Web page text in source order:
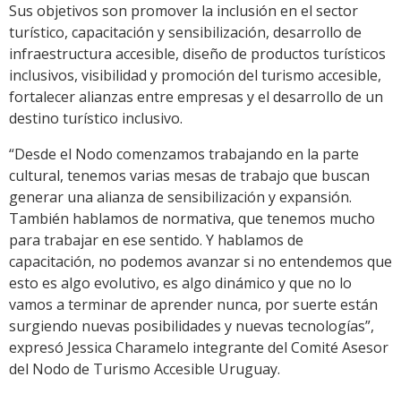
Sus objetivos son promover la inclusión en el sector
turístico, capacitación y sensibilización, desarrollo de
infraestructura accesible, diseño de productos turísticos
inclusivos, visibilidad y promoción del turismo accesible,
fortalecer alianzas entre empresas y el desarrollo de un
destino turístico inclusivo.
“Desde el Nodo comenzamos trabajando en la parte
cultural, tenemos varias mesas de trabajo que buscan
generar una alianza de sensibilización y expansión.
También hablamos de normativa, que tenemos mucho
para trabajar en ese sentido. Y hablamos de
capacitación, no podemos avanzar si no entendemos que
esto es algo evolutivo, es algo dinámico y que no lo
vamos a terminar de aprender nunca, por suerte están
surgiendo nuevas posibilidades y nuevas tecnologías”,
expresó Jessica Charamelo integrante del Comité Asesor
del Nodo de Turismo Accesible Uruguay.